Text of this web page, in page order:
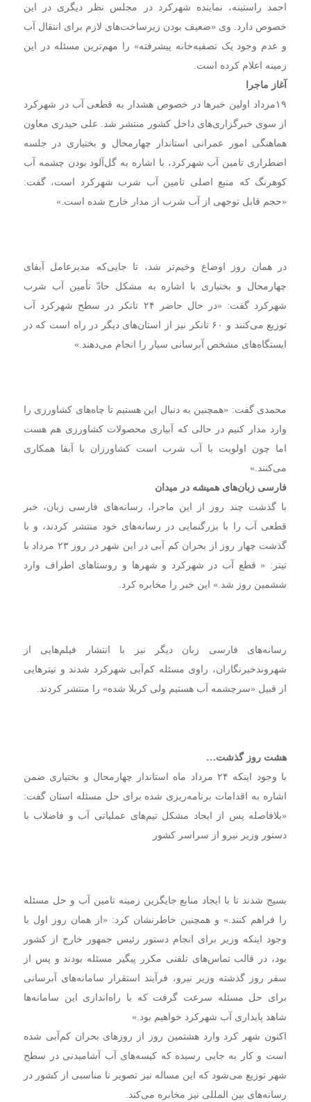
احمد راستینه، نماینده شهرکرد در مجلس نظر دیگری در این
خصوص دارد. وی «ضعیف بودن زیرساخت‌های لازم برای انتقال آب
و عدم وجود یک تصفیه‌خانه پیشرفته» را مهم‌ترین مسئله در این
زمینه اعلام کرده است.
آغاز ماجرا
۱۹مرداد اولین خبرها در خصوص هشدار به قطعی آب در شهرکرد
از سوی خبرگزاری‌های داخل کشور منتشر شد. علی حیدری معاون
هماهنگی امور عمرانی استاندار چهارمحال و بختیاری در جلسه
اضطراری تامین آب شهرکرد، با اشاره به گل‌آلود بودن چشمه آب
کوهرنگ که منبع اصلی تامین آب شرب شهرکرد است، گفت:
«حجم قابل توجهی از آب شرب از مدار خارج شده است.»
در همان روز اوضاع وخیم‌تر شد، تا جایی‌که مدیرعامل آبفای
چهارمحال و بختیاری با اشاره به مشکل حادّ تأمین آب شرب
شهرکرد گفت: «در حال حاضر ۲۴ تانکر در سطح شهرکرد آب
توزیع می‌کنند و ۶۰ تانکر نیز از استان‌های دیگر در راه است که در
ایستگاه‌های مشخص آبرسانی سیار را انجام می‌دهند.»
محمدی گفت: «همچنین به دنبال این هستیم تا چاه‌های کشاورزی را
وارد مدار کنیم در حالی که آبیاری محصولات کشاورزی هم هست
اما چون اولویت با آب شرب است کشاورزان با آبفا همکاری
می‌کنند.»
فارسی زبان‌های همیشه در میدان
با گذشت چند روز از این ماجرا، رسانه‌های فارسی زبان، خبر
قطعی آب را با بزرگنمایی در رسانه‌های خود منتشر کردند، و با
گذشت چهار روز از بحران کم آبی در این شهر در روز ۲۳ مرداد با
تیتر: « قطع آب در شهرکرد و شهرها و روستاهای اطراف وارد
ششمین روز شد.» این خبر را مخابره کرد.
رسانه‌های فارسی زبان دیگر نیز با انتشار فیلم‌هایی از
شهروندخبرنگاران، راوی مسئله کم‌آبی شهرکرد شدند و تیترهایی
از قبیل «سرچشمه آب هستیم ولی کربلا شده» را منتشر کردند.
هشت روز گذشت…
با وجود اینکه ۲۴ مرداد ماه استاندار چهارمحال و بختیاری ضمن
اشاره به اقدامات برنامه‌ریزی شده برای حل مسئله استان گفت:
«بلافاصله پس از ایجاد مشکل تیم‌های عملیاتی آب و فاضلاب با
دستور وزیر نیرو از سراسر کشور
بسیج شدند تا با ایجاد منابع جایگزین زمینه تامین آب و حل مسئله
را فراهم کنند.» و همچنین خاطرنشان کرد: «از همان روز اول با
وجود اینکه وزیر برای انجام دستور رئیس جمهور خارج از کشور
بود، در قالب تماس‌های تلفنی مکرر پیگیر مسئله بودند و پس از
سفر روز گذشته وزیر نیرو، فرآیند استقرار سامانه‌های آبرسانی
برای حل مسئله سرعت گرفت که با راه‌اندازی این سامانه‌ها
شاهد پایداری آب شهرکرد خواهیم بود.»
اکنون شهر کرد وارد هشتمین روز از روزهای بحران کم‌آبی شده
است و کار به جایی رسیده که کیسه‌های آب آشامیدنی در سطح
شهر توزیع می‌شود که این مساله نیز تصویر نا مناسبی از کشور در
رسانه‌های بین المللی نیز مخابره می‌کند.